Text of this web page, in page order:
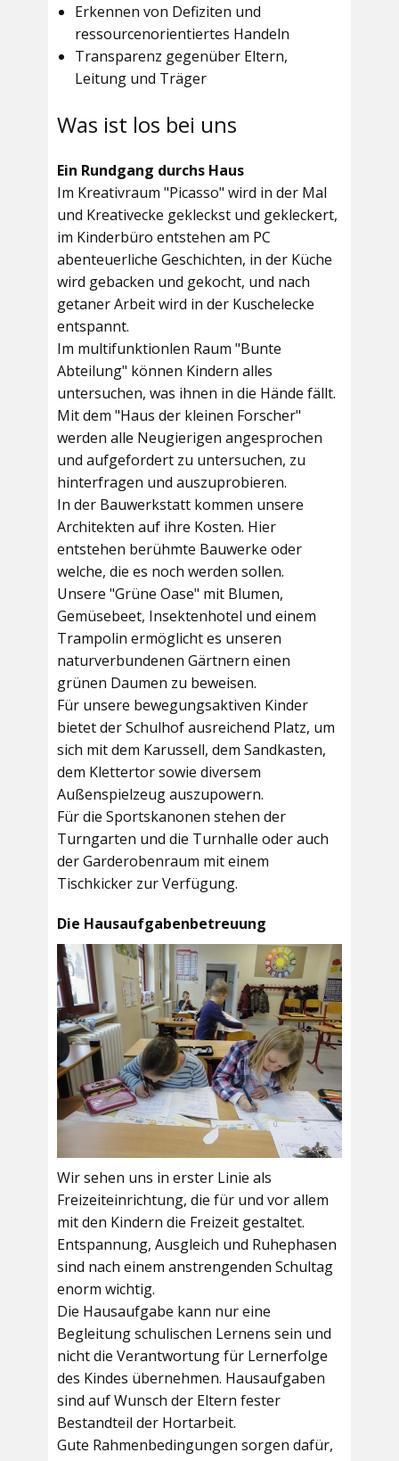
Erkennen von Defiziten und
ressourcenorientiertes Handeln
Transparenz gegenüber Eltern,
Leitung und Träger
Was ist los bei uns
Ein Rundgang durchs Haus
Im Kreativraum "Picasso" wird in der Mal
und Kreativecke gekleckst und gekleckert,
im Kinderbüro entstehen am PC
abenteuerliche Geschichten, in der Küche
wird gebacken und gekocht, und nach
getaner Arbeit wird in der Kuschelecke
entspannt.
Im multifunktionlen Raum "Bunte
Abteilung" können Kindern alles
untersuchen, was ihnen in die Hände fällt.
Mit dem "Haus der kleinen Forscher"
werden alle Neugierigen angesprochen
und aufgefordert zu untersuchen, zu
hinterfragen und auszuprobieren.
In der Bauwerkstatt kommen unsere
Architekten auf ihre Kosten. Hier
entstehen berühmte Bauwerke oder
welche, die es noch werden sollen.
Unsere "Grüne Oase" mit Blumen,
Gemüsebeet, Insektenhotel und einem
Trampolin ermöglicht es unseren
naturverbundenen Gärtnern einen
grünen Daumen zu beweisen.
Für unsere bewegungsaktiven Kinder
bietet derSchulhofausreichend Platz, um
sich mit dem Karussell, dem Sandkasten,
dem Klettertor sowie diversem
Außenspielzeug auszupowern.
Für die Sportskanonen stehen der
Turngarten und die Turnhalle oder auch
derGarderobenraum mit einem
Tischkicker zur Verfügung.
Die Hausaufgabenbetreuung
Wir sehen uns in erster Linie als
Freizeiteinrichtung, die für und vor allem
mit den Kindern die Freizeit gestaltet.
Entspannung, Ausgleich und Ruhephasen
sind nach einem anstrengenden Schultag
enorm wichtig.
Die Hausaufgabe kann nur eine
Begleitung schulischen Lernens sein und
nicht die Verantwortung für Lernerfolge
des Kindes übernehmen. Hausaufgaben
sind auf Wunsch der Eltern fester
Bestandteil der Hortarbeit.
Gute Rahmenbedingungen sorgen dafür,